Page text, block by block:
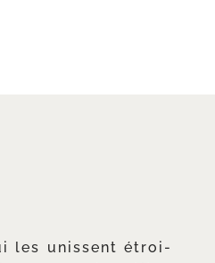
les unissent étroi­